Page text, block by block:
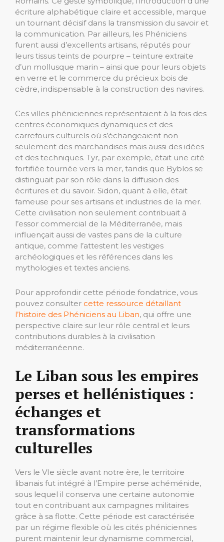
écriture alphabétique claire et accessible, marque
un tournant décisif dans la transmission du savoir et
la communication. Par ailleurs, les Phéniciens
furent aussi d’excellents artisans, réputés pour
leurs tissus teints de pourpre – teinture extraite
d’un mollusque marin – ainsi que pour leurs objets
en verre et le commerce du précieux bois de
cèdre, indispensable à la construction des navires.
Ces villes phéniciennes représentaient à la fois des
centres économiques dynamiques et des
carrefours culturels où s’échangeaient non
seulement des marchandises mais aussi des idées
et des techniques. Tyr, par exemple, était une cité
fortifiée tournée vers la mer, tandis que Byblos se
distinguait par son rôle dans la diffusion des
écritures et du savoir. Sidon, quant à elle, était
fameuse pour ses artisans et industries de la mer.
Cette civilisation non seulement contribuait à
l’essor commercial de la Méditerranée, mais
influençait aussi de vastes pans de la culture
antique, comme l’attestent les vestiges
archéologiques et les références dans les
mythologies et textes anciens.
Pour approfondir cette période fondatrice, vous
pouvez consulter cette ressource détaillant
l’histoire des Phéniciens au Liban, qui offre une
perspective claire sur leur rôle central et leurs
contributions durables à la civilisation
méditerranéenne.
Le Liban sous les empires
perses et hellénistiques :
échanges et
transformations
culturelles
Vers le VIe siècle avant notre ère, le territoire
libanais fut intégré à l’Empire perse achéménide,
sous lequel il conserva une certaine autonomie
tout en contribuant aux campagnes militaires
grâce à sa flotte. Cette période est caractérisée
par un régime flexible où les cités phéniciennes
purent maintenir leur dynamisme commercial,